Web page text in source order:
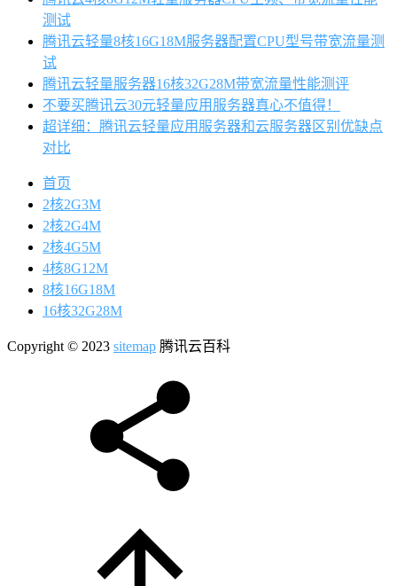
测试
腾讯云轻量8核16G18M服务器配置CPU型号带宽流量测
试
腾讯云轻量服务器16核32G28M带宽流量性能测评
不要买腾讯云30元轻量应用服务器真心不值得！
超详细：腾讯云轻量应用服务器和云服务器区别优缺点
对比
首页
2核2G3M
2核2G4M
2核4G5M
4核8G12M
8核16G18M
16核32G28M
Copyright © 2023 sitemap 腾讯云百科